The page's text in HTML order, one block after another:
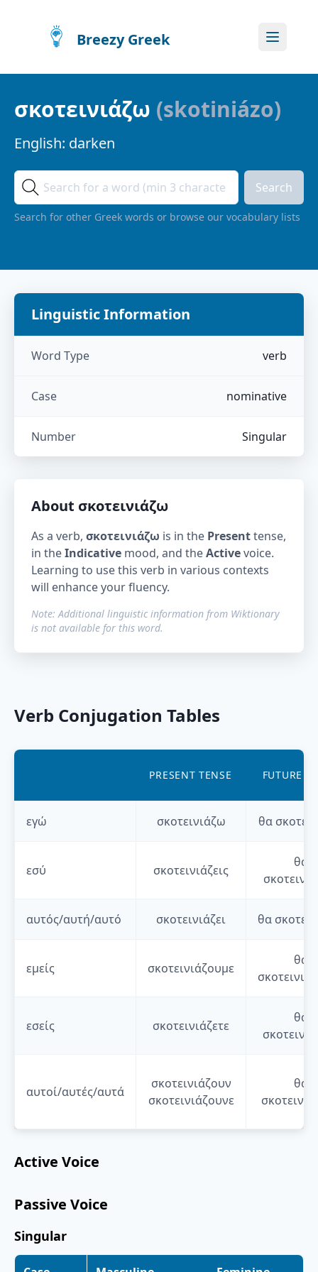
Breezy Greek
σκοτεινιάζω (skotiniázo)
English: darken
Search
Search for other Greek words or browse our vocabulary lists
Linguistic Information
Word Type verb
Case nominative
Number Singular
About σκοτεινιάζω
As a verb, σκοτεινιάζω is in the Presenttense,
in theIndicative mood, and theActivevoice.
Learning to use this verb in various contexts
will enhance your fluency.
Note: Additional linguistic information from Wiktionary
is not available for this word.
Verb Conjugation Tables
PRESENT TENSE FUTURE
εγώ σκοτεινιάζω θα
εσύ σκοτεινιάζεις
θα
αυτός/αυτή/αυτό σκοτεινιάζει θα
εμείς σκοτεινιάζουμε
θα
εσείς σκοτεινιάζετε
θα
αυτοί/αυτές/αυτά
σκοτεινιάζουν
σκοτεινιάζουνε
θα
Active Voice
Passive Voice
Singular